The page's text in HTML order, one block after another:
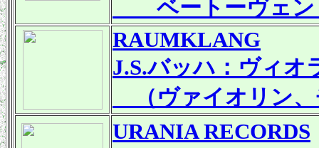
ベートーヴェン
RAUMKLANG
J.S.バッハ：ヴィオ
（ヴァイオリン、
URANIA RECORDS